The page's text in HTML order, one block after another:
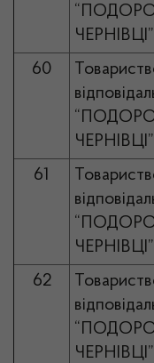
ЧЕРНІВЦІ”
60
ЧЕРНІВЦІ”
61
ЧЕРНІВЦІ”
62
ЧЕРНІВЦІ”